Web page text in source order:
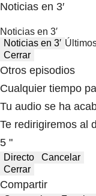
Noticias en 3′
Noticias en 3′
Noticias en 3′
Cerrar
Otros episodios
Cualquier tiempo
Tu audio se ha
Te redirigiremos al
5 "
Directo
Cancelar
Cerrar
Compartir